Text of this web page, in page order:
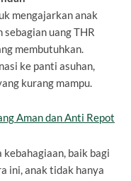
mengajarkan anak
uang THR
membutuhkan.
ke panti asuhan,
kurang mampu.
Aman dan Anti Repot
baik bagi
ini, anak tidak hanya